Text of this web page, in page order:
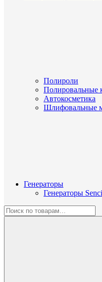
Полироли
Полировальные
Автокосметика
Шлифовальные
Генераторы
Генераторы Senci